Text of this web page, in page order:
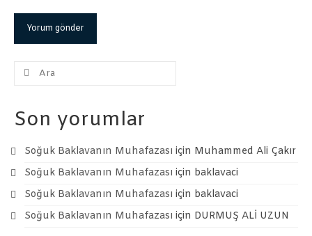
Şunu
Son yorumlar
Soğuk Baklavanın Muhafazası için Muhammed Ali Çakır
Soğuk Baklavanın Muhafazası için baklavaci
Soğuk Baklavanın Muhafazası için baklavaci
Soğuk Baklavanın Muhafazası için DURMUŞ ALİ UZUN